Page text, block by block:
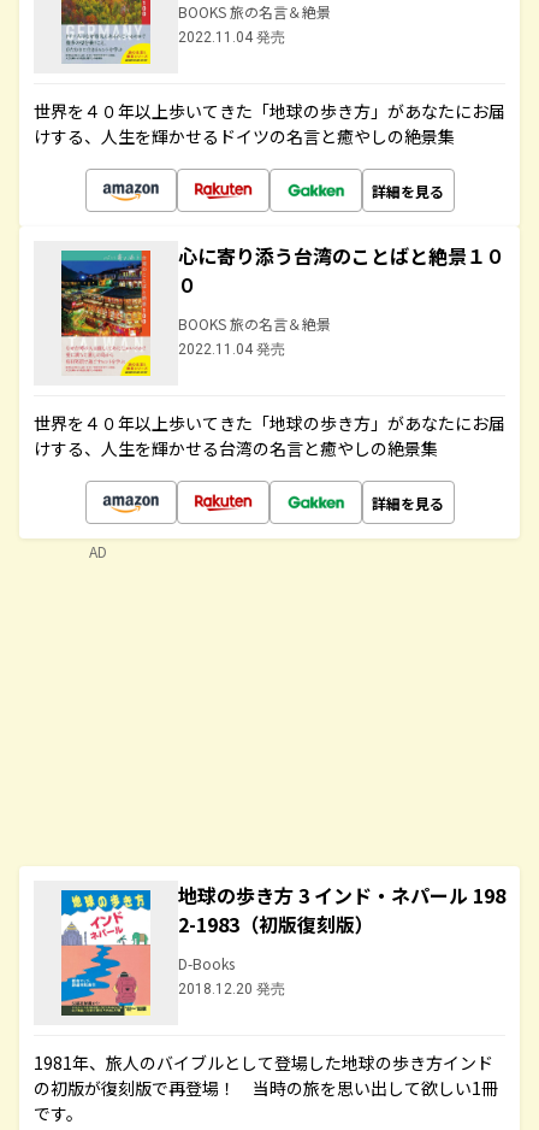
BOOKS 旅の名言＆絶景
2022.11.04 発売
世界を４０年以上歩いてきた「地球の歩き方」があなたにお届
けする、人生を輝かせるドイツの名言と癒やしの絶景集
詳細を見る
心に寄り添う台湾のことばと絶景１０
０
BOOKS 旅の名言＆絶景
2022.11.04 発売
世界を４０年以上歩いてきた「地球の歩き方」があなたにお届
けする、人生を輝かせる台湾の名言と癒やしの絶景集
詳細を見る
地球の歩き方 3 インド・ネパール 198
2-1983（初版復刻版）
D-Books
2018.12.20 発売
1981年、旅人のバイブルとして登場した地球の歩き方インド
の初版が復刻版で再登場！ 当時の旅を思い出して欲しい1冊
です。
AD